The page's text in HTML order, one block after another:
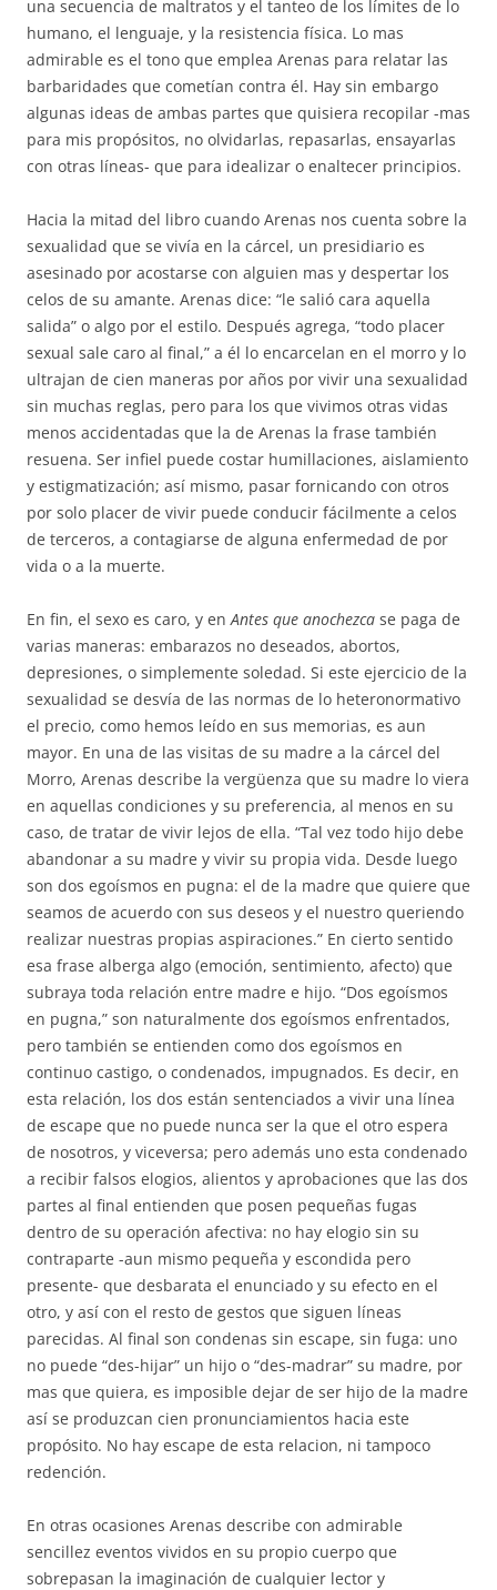
una secuencia de maltratos y el tanteo de los límites de lo
humano, el lenguaje, y la resistencia física. Lo mas
admirable es el tono que emplea Arenas para relatar las
barbaridades que cometían contra él. Hay sin embargo
algunas ideas de ambas partes que quisiera recopilar -mas
para mis propósitos, no olvidarlas, repasarlas, ensayarlas
con otras líneas- que para idealizar o enaltecer principios.
Hacia la mitad del libro cuando Arenas nos cuenta sobre la
sexualidad que se vivía en la cárcel, un presidiario es
asesinado por acostarse con alguien mas y despertar los
celos de su amante. Arenas dice: “le salió cara aquella
salida” o algo por el estilo. Después agrega, “todo placer
sexual sale caro al final,” a él lo encarcelan en el morro y lo
ultrajan de cien maneras por años por vivir una sexualidad
sin muchas reglas, pero para los que vivimos otras vidas
menos accidentadas que la de Arenas la frase también
resuena. Ser infiel puede costar humillaciones, aislamiento
y estigmatización; así mismo, pasar fornicando con otros
por solo placer de vivir puede conducir fácilmente a celos
de terceros, a contagiarse de alguna enfermedad de por
vida o a la muerte.
En fin, el sexo es caro, y enAntes que anochezca se paga de
varias maneras: embarazos no deseados, abortos,
depresiones, o simplemente soledad. Si este ejercicio de la
sexualidad se desvía de las normas de lo heteronormativo
el precio, como hemos leído en sus memorias, es aun
mayor. En una de las visitas de su madre a la cárcel del
Morro, Arenas describe la vergüenza que su madre lo viera
en aquellas condiciones y su preferencia, al menos en su
caso, de tratar de vivir lejos de ella. “Tal vez todo hijo debe
abandonar a su madre y vivir su propia vida. Desde luego
son dos egoísmos en pugna: el de la madre que quiere que
seamos de acuerdo con sus deseos y el nuestro queriendo
realizar nuestras propias aspiraciones.” En cierto sentido
esa frase alberga algo (emoción, sentimiento, afecto) que
subraya toda relación entre madre e hijo. “Dos egoísmos
en pugna,” son naturalmente dos egoísmos enfrentados,
pero también se entienden como dos egoísmos en
continuo castigo, o condenados, impugnados. Es decir, en
esta relación, los dos están sentenciados a vivir una línea
de escape que no puede nunca ser la que el otro espera
de nosotros, y viceversa; pero además uno esta condenado
a recibir falsos elogios, alientos y aprobaciones que las dos
partes al final entienden que posen pequeñas fugas
dentro de su operación afectiva: no hay elogio sin su
contraparte -aun mismo pequeña y escondida pero
presente- que desbarata el enunciado y su efecto en el
otro, y así con el resto de gestos que siguen líneas
parecidas. Al final son condenas sin escape, sin fuga: uno
no puede “des-hijar” un hijo o “des-madrar” su madre, por
mas que quiera, es imposible dejar de ser hijo de la madre
así se produzcan cien pronunciamientos hacia este
propósito. No hay escape de esta relacion, ni tampoco
redención.
En otras ocasiones Arenas describe con admirable
sencillez eventos vividos en su propio cuerpo que
sobrepasan la imaginación de cualquier lector y